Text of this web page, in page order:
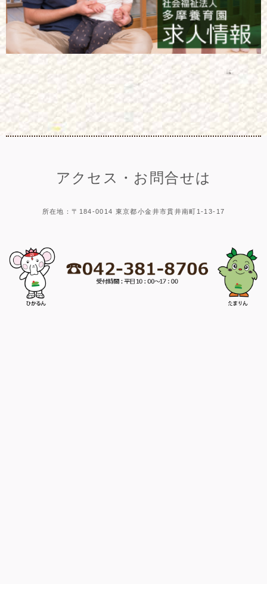
アクセス・お問合せは
所在地：〒184-0014 東京都小金井市貫井南町1-13-17